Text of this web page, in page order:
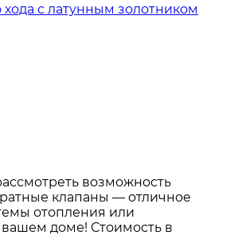
хода с латунным золотником
возможность
клапаны — отличное
отопления или
доме! Стоимость в